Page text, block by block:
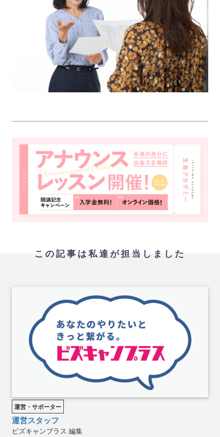
この記事は私達が担当しました
運営・サポーター
運営スタッフ
ビズキャンプラス 編集